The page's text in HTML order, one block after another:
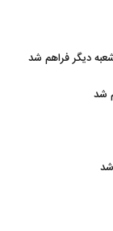
دیگر فراهم شد
شد